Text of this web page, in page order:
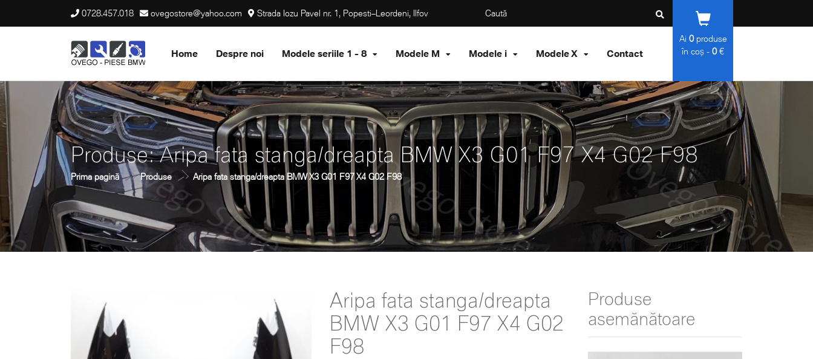
0728.457.018 ovegostore@yahoo.com Strada Iozu Pavel nr. 1, Popesti–Leordeni, Ilfov
Home Despre noi Modele seriile 1 - 8 Modele M Modele i Modele X Contact
Ai 0produse
în coș - 0€
Produse: Aripa fata stanga/dreapta BMW X3 G01 F97 X4 G02 F98
Prima pagină Produse Aripa fata stanga/dreapta BMW X3 G01 F97 X4 G02 F98
Aripa fata stanga/dreapta
BMW X3 G01 F97 X4 G02
F98
Produse
asemănătoare